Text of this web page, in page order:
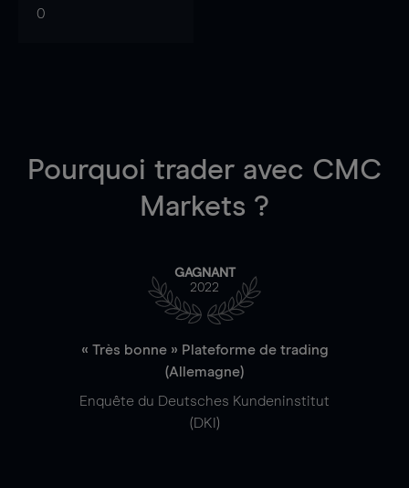
0
Pourquoi trader avec CMC
Markets ?
GAGNANT
2022
« Très bonne » Plateforme de trading
(Allemagne)
Enquête du Deutsches Kundeninstitut
(DKI)